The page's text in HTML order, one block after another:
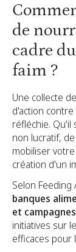
de
cadre
faim ?
Une collecte
d'action
réfléchie. Qu'il
non lucratif,
mobiliser
création d'un
Selon Feeding
banques
et
initiatives sur
efficaces pour